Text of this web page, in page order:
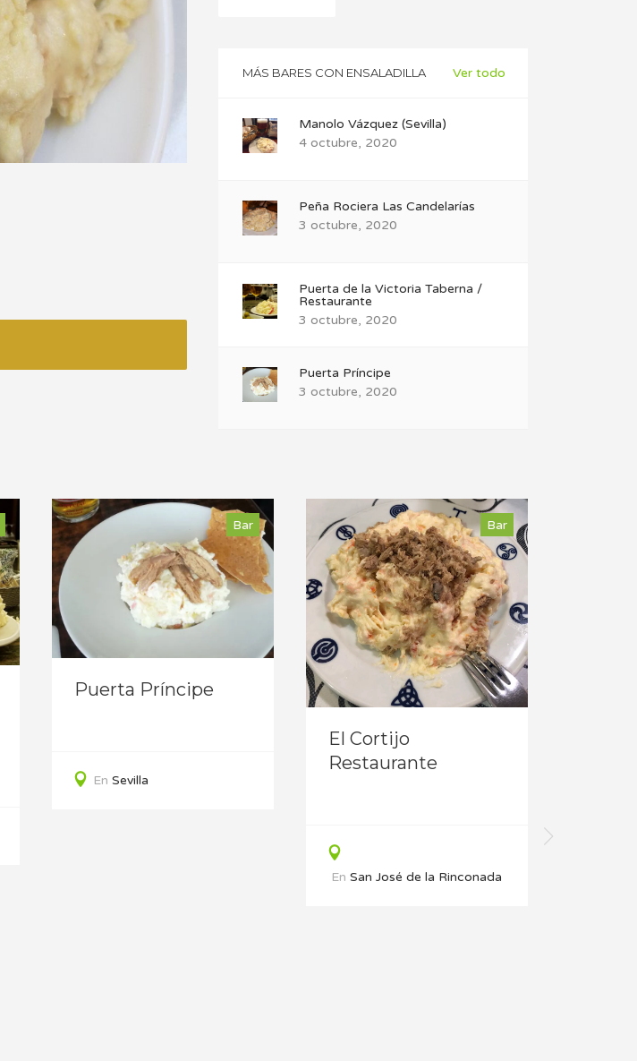
MÁS BARES CON ENSALADILLA Ver todo
Manolo Vázquez (Sevilla)
4 octubre, 2020
Peña Rociera Las Candelarías
3 octubre, 2020
Puerta de la Victoria Taberna /
Restaurante
3 octubre, 2020
Puerta Príncipe
3 octubre, 2020
Bar
Puerta Príncipe
En Sevilla
Bar
El Cortijo
Restaurante
En San José de la Rinconada